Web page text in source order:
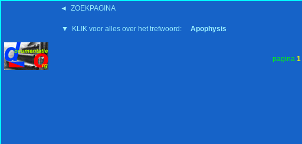
◄ ZOEKPAGINA
▼ KLIK voor alles over het trefwoord: Apophysis
pagina 1
'15:19 19-2-2008